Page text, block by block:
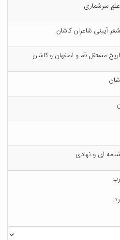
سرشماری
آیینی شاعران کاشان
مستقل قم و اصفهان و كاشان
ای و نهادی